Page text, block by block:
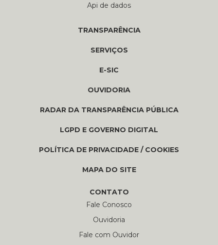
Api de dados
TRANSPARÊNCIA
SERVIÇOS
E-SIC
OUVIDORIA
RADAR DA TRANSPARÊNCIA PÚBLICA
LGPD E GOVERNO DIGITAL
POLÍTICA DE PRIVACIDADE / COOKIES
MAPA DO SITE
CONTATO
Fale Conosco
Ouvidoria
Fale com Ouvidor